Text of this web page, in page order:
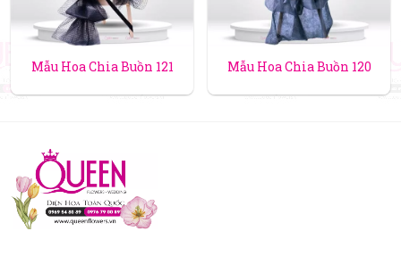
Mẫu Hoa Chia Buồn 121 Mẫu Hoa Chia Buồn 120